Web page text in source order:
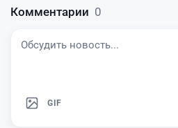
Комментарии 0
GIF